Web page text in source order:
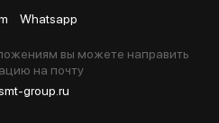
Whatsapp
вы можете направить
на почту
group.ru